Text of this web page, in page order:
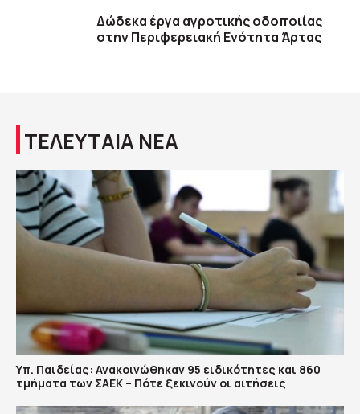
Δώδεκα έργα αγροτικής οδοποιίας
στην Περιφερειακή Ενότητα Άρτας
ΤΕΛΕΥΤΑΙΑ ΝΕΑ
Υπ. Παιδείας: Ανακοινώθηκαν 95 ειδικότητες και 860
τμήματα των ΣΑΕΚ – Πότε ξεκινούν οι αιτήσεις